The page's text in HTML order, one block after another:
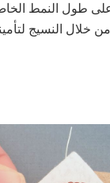
طول النمط
خلال النسيج